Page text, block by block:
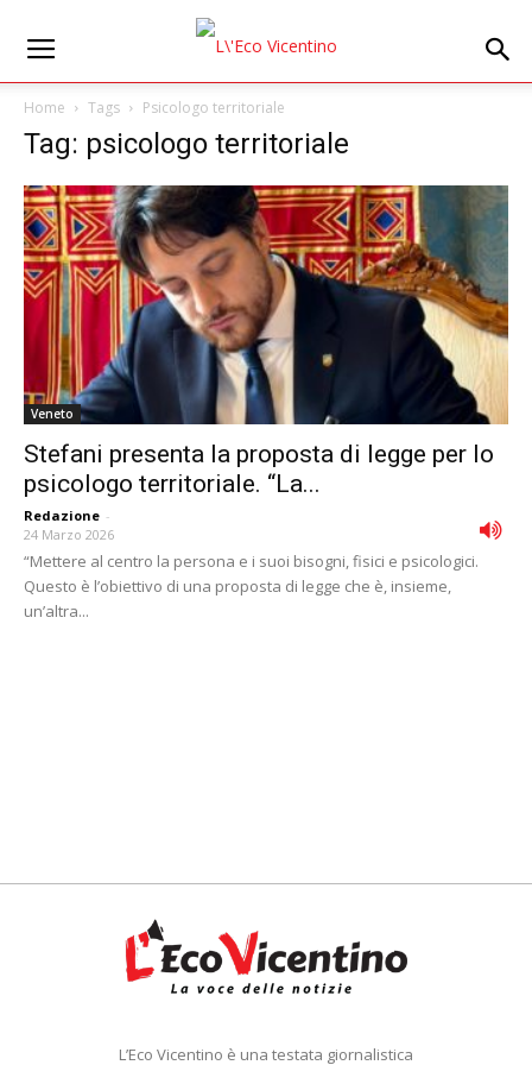
Home Tags Psicologo territoriale
Tag: psicologo territoriale
Veneto
Stefani presenta la proposta di legge per lo
psicologo territoriale. “La...
Redazione -
24 Marzo 2026
“Mettere al centro la persona e i suoi bisogni, fisici e psicologici.
Questo è l’obiettivo di una proposta di legge che è, insieme,
un’altra...
L’Eco Vicentino è una testata giornalistica